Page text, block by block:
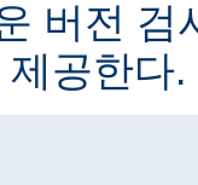
버전 검
제공한다.